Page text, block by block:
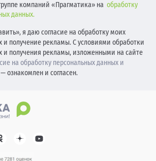
компаний «Прагматика» на обработку
данных.
я даю согласие на обработку моих
и получение рекламы. С условиями обработки
и получения рекламы, изложенными на сайте
на обработку персональных данных и
ознакомлен и согласен.